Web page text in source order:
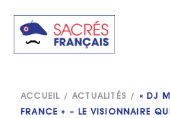
ACCUEIL /ACTUALITÉS /
« DJ
FRANCE » – LE VISIONNAIRE